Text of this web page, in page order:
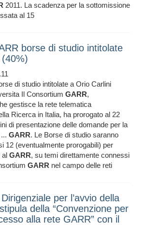
2011. La scadenza per la sottomissione
al 15
borse di studio intitolate
di studio intitolate a Orio Carlini
Il Consortium GARR,
gestisce la rete telematica
Ricerca in Italia, ha prorogato al 22
di presentazione delle domande per la
GARR. Le Borse di studio saranno
12 (eventualmente prorogabili) per
al GARR, su temi direttamente connessi
GARR nel campo delle reti
per l’avvio della
della “Convenzione per
alla rete GARR” con il